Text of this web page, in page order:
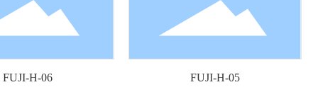
FUJI-H-05
FUJI-H-06